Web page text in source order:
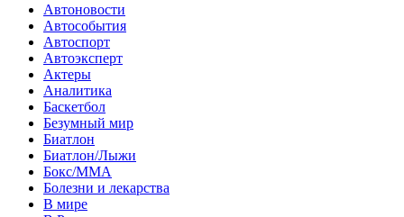
Автоновости
Автособытия
Автоспорт
Автоэксперт
Актеры
Аналитика
Баскетбол
Безумный мир
Биатлон
Биатлон/Лыжи
Бокс/MMA
Болезни и лекарства
В мире